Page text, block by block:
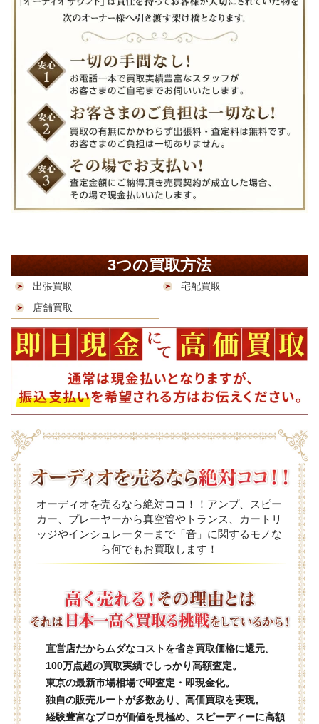
3つの買取方法
出張買取
宅配買取
店舗買取
オーディオを売るなら絶対ココ！！アンプ、スピー
カー、プレーヤーから真空管やトランス、カートリ
ッジやインシュレーターまで「音」に関するモノな
ら何でもお買取します！
直営店だからムダなコストを省き買取価格に還元。
100万点超の買取実績でしっかり高額査定。
東京の最新市場相場で即査定・即現金化。
独自の販売ルートが多数あり、高価買取を実現。
経験豊富なプロが価値を見極め、スピーディーに高額